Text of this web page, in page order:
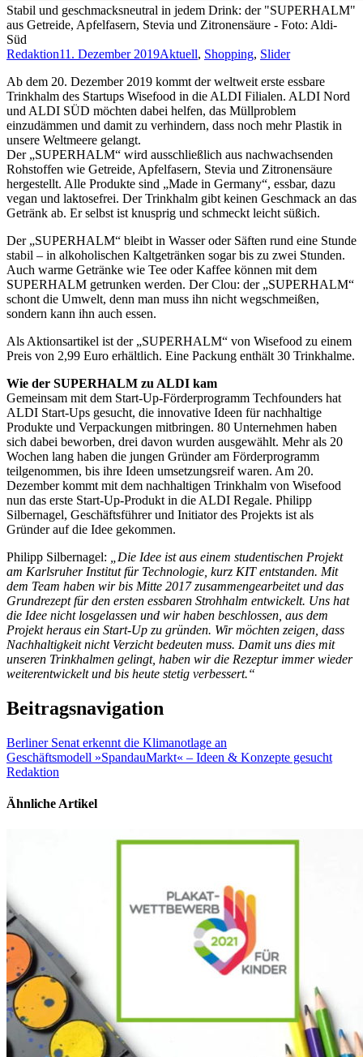
Stabil und geschmacksneutral in jedem Drink: der "SUPERHALM"
aus Getreide, Apfelfasern, Stevia und Zitronensäure - Foto: Aldi-
Süd
Redaktion11. Dezember 2019Aktuell, Shopping, Slider
Ab dem 20. Dezember 2019 kommt der weltweit erste essbare
Trinkhalm des Startups Wisefood in die ALDI Filialen. ALDI Nord
und ALDI SÜD möchten dabei helfen, das Müllproblem
einzudämmen und damit zu verhindern, dass noch mehr Plastik in
unsere Weltmeere gelangt.
Der „SUPERHALM“ wird ausschließlich aus nachwachsenden
Rohstoffen wie Getreide, Apfelfasern, Stevia und Zitronensäure
hergestellt. Alle Produkte sind „Made in Germany“, essbar, dazu
vegan und laktosefrei. Der Trinkhalm gibt keinen Geschmack an das
Getränk ab. Er selbst ist knusprig und schmeckt leicht süßich.
Der „SUPERHALM“ bleibt in Wasser oder Säften rund eine Stunde
stabil – in alkoholischen Kaltgetränken sogar bis zu zwei Stunden.
Auch warme Getränke wie Tee oder Kaffee können mit dem
SUPERHALM getrunken werden. Der Clou: der „SUPERHALM“
schont die Umwelt, denn man muss ihn nicht wegschmeißen,
sondern kann ihn auch essen.
Als Aktionsartikel ist der „SUPERHALM“ von Wisefood zu einem
Preis von 2,99 Euro erhältlich. Eine Packung enthält 30 Trinkhalme.
Wie der SUPERHALM zu ALDI kam
Gemeinsam mit dem Start-Up-Förderprogramm Techfounders hat
ALDI Start-Ups gesucht, die innovative Ideen für nachhaltige
Produkte und Verpackungen mitbringen. 80 Unternehmen haben
sich dabei beworben, drei davon wurden ausgewählt. Mehr als 20
Wochen lang haben die jungen Gründer am Förderprogramm
teilgenommen, bis ihre Ideen umsetzungsreif waren. Am 20.
Dezember kommt mit dem nachhaltigen Trinkhalm von Wisefood
nun das erste Start-Up-Produkt in die ALDI Regale. Philipp
Silbernagel, Geschäftsführer und Initiator des Projekts ist als
Gründer auf die Idee gekommen.
Philipp Silbernagel:
„Die Idee ist aus einem studentischen Projekt
am Karlsruher Institut für Technologie, kurz KIT entstanden. Mit
dem Team haben wir bis Mitte 2017 zusammengearbeitet und das
Grundrezept für den ersten essbaren Strohhalm entwickelt. Uns hat
die Idee nicht losgelassen und wir haben beschlossen, aus dem
Projekt heraus ein Start-Up zu gründen. Wir möchten zeigen, dass
Nachhaltigkeit nicht Verzicht bedeuten muss. Damit uns dies mit
unseren Trinkhalmen gelingt, haben wir die Rezeptur immer wieder
weiterentwickelt und bis heute stetig verbessert.“
Beitragsnavigation
Berliner Senat erkennt die Klimanotlage an
Geschäftsmodell »SpandauMarkt« – Ideen & Konzepte gesucht
Redaktion
Ähnliche Artikel